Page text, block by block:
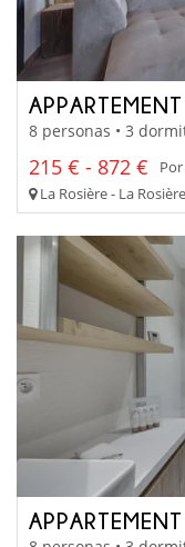
8 personas • 3
215 € - 872 €
La Rosière - La